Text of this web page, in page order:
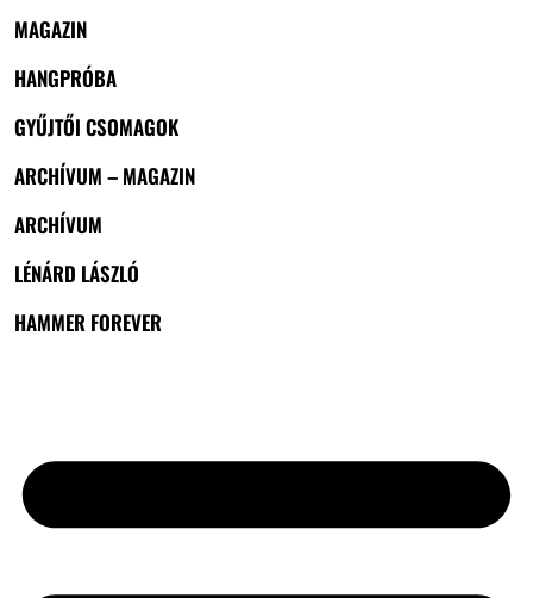
MAGAZIN
HANGPRÓBA
GYŰJTŐI CSOMAGOK
ARCHÍVUM – MAGAZIN
ARCHÍVUM
LÉNÁRD LÁSZLÓ
HAMMER FOREVER